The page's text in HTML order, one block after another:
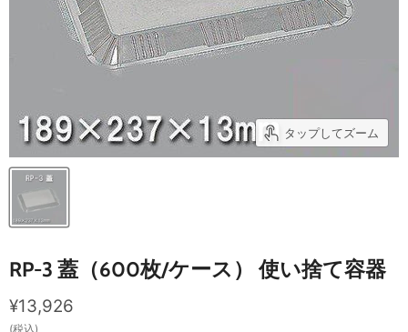
タップしてズーム
RP-3 蓋（600枚/ケース） 使い捨て容器
現在の価格
¥13,926
(税込)